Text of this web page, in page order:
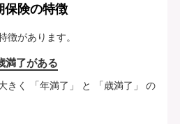
保険の特徴
徴があります。
満了がある
きく 「年満了」 と 「歳満了」 の